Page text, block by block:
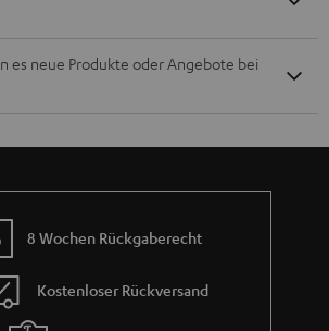
es neue Produkte oder Angebote bei
8 Wochen Rückgaberecht
Kostenloser Rückversand